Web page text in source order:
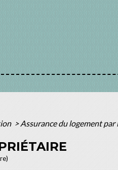
> Assurance du logement